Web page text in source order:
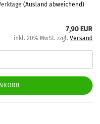
(Ausland abweichend)
7,90 EUR
inkl. 20% MwSt. zzgl. Versand